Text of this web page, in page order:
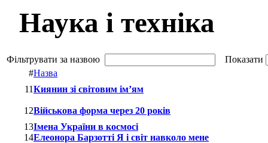
Наука і техніка
Фільтрувати за назвою
Показати
#Назва
11Киянин зі світовим ім’ям
12Військова форма через 20 років
13Імена України в космосі
14Елеонора Барзотті Я і світ навколо мене